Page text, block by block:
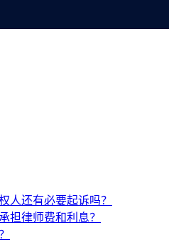
人还有必要起诉吗？
担律师费和利息？